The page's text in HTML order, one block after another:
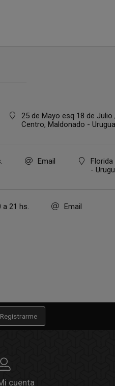
25 de Mayo esq 18 de Julio
Centro, Maldonado -
Email
-
a 21 hs. Email
Registrarme
cuenta